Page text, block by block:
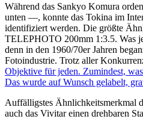
Während das Sankyo Komura
unten —, konnte das Tokina im
identifiziert werden. Die größte
TELEPHOTO 200mm 1:3.5. Was
denn in den 1960/70er Jahren
Fotoindustrie. Trotz aller
Objektive für jeden. Zumindest,
Das wurde auf Wunsch gelabelt,
Auffälligstes Ähnlichkeitsmerkmal
auch das Vivitar einen drehbaren